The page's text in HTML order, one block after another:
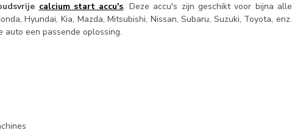
calcium start accu's. Deze accu's zijn geschikt voor bijna alle
Hyundai, Kia, Mazda, Mitsubishi, Nissan, Subaru, Suzuki, Toyota, enz.
auto een passende oplossing.